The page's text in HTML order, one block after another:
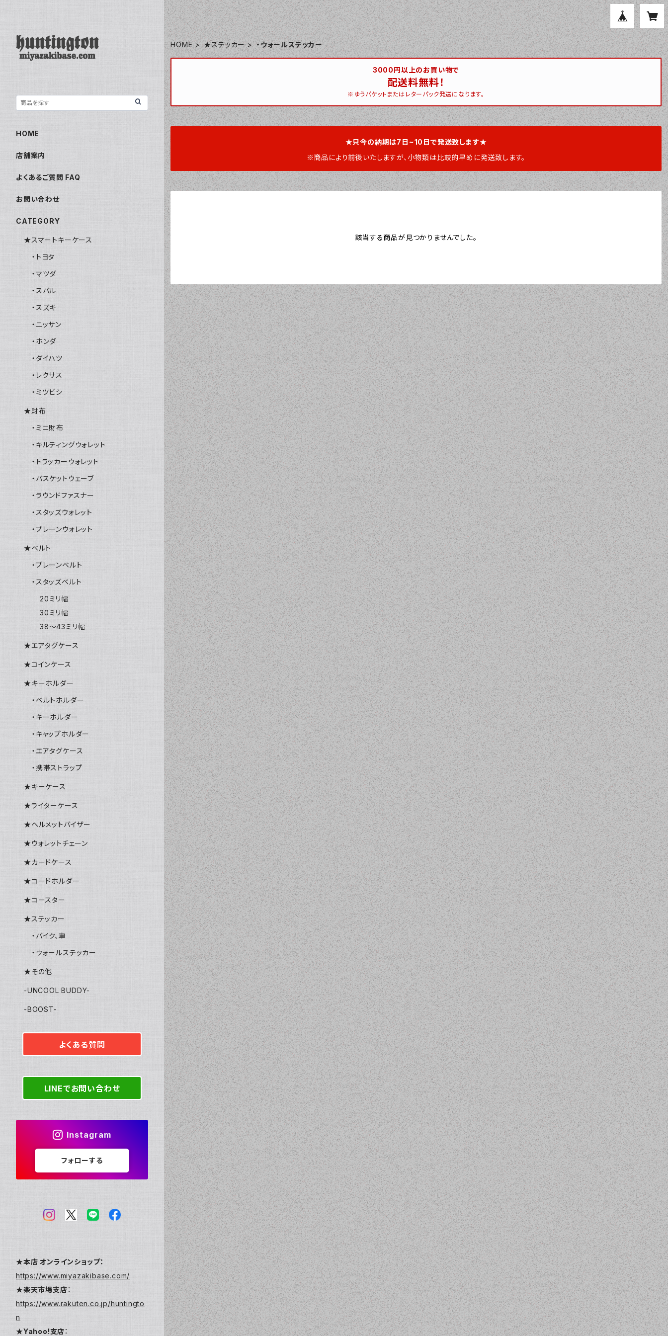
HOME ★ステッカー ・ウォールステッカー
3000円以上のお買い物で
配送料無料！
※ゆうパケットまたはレターパック発送になります。
★只今の納期は7日~10日で発送致します★
※商品により前後いたしますが、小物類は比較的早めに発送致します。
該当する商品が見つかりませんでした。
HOME
店舗案内
よくあるご質問 FAQ
お問い合わせ
CATEGORY
★スマートキーケース
・トヨタ
・マツダ
・スバル
・スズキ
・ニッサン
・ホンダ
・ダイハツ
・レクサス
・ミツビシ
★財布
・ミニ財布
・キルティングウォレット
・トラッカーウォレット
・バスケットウェーブ
・ラウンドファスナー
・スタッズウォレット
・プレーンウォレット
★ベルト
・プレーンベルト
・スタッズベルト
20ミリ幅
30ミリ幅
38～43ミリ幅
★エアタグケース
★コインケース
★キーホルダー
・ベルトホルダー
・キーホルダー
・キャップホルダー
・エアタグケース
・携帯ストラップ
★キーケース
★ライターケース
★ヘルメットバイザー
★ウォレットチェーン
★カードケース
★コードホルダー
★コースター
★ステッカー
・バイク、車
・ウォールステッカー
★その他
-UNCOOL BUDDY-
-BOOST-
よくある質問
LINEでお問い合わせ
Instagram
フォローする
★本店 オンラインショップ：
https://www.miyazakibase.com/
★楽天市場支店：
https://www.rakuten.co.jp/huntingto
n
★Yahoo!支店：